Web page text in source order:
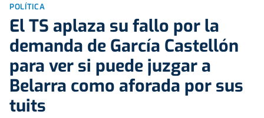
POLÍTICA
El TS aplaza su fallo por la
demanda de García Castellón
para ver si puede juzgar a
Belarra como aforada por sus
tuits